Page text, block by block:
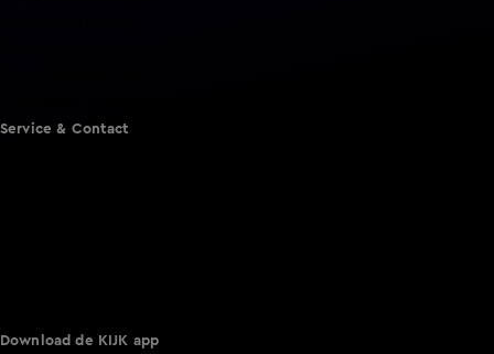
Service & Contact
Download de KIJK app